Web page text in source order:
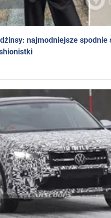
najmodniejsze spodnie